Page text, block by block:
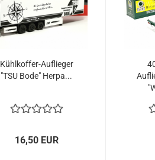
Kühlkoffer-Auflieger
"TSU Bode" Herpa...
16,50 EUR